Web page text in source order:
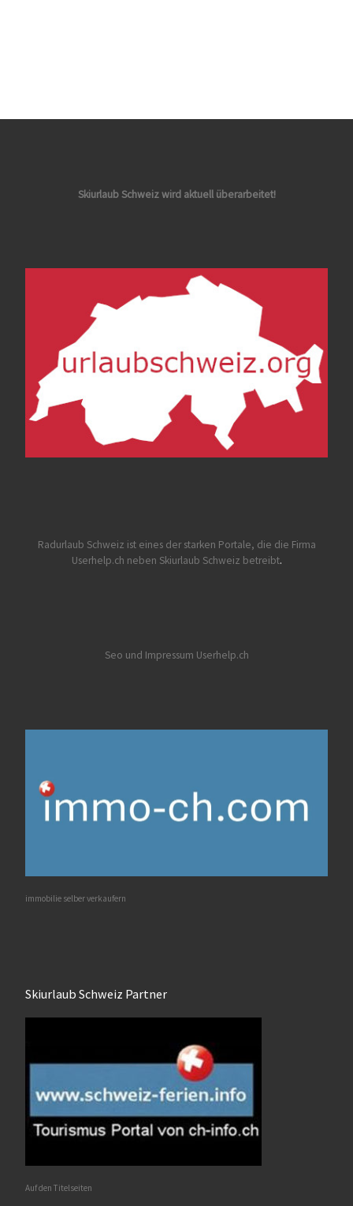
Skiurlaub Schweiz wird aktuell überarbeitet!
Radurlaub Schweiz ist eines der starken Portale, die die Firma
Userhelp.ch neben Skiurlaub Schweiz betreibt.
Seo und Impressum Userhelp.ch
immobilie selber verkaufern
Skiurlaub Schweiz Partner
Auf den Titelseiten